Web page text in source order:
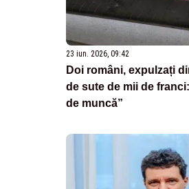
23 iun. 2026, 09:42
Doi români, expulzați
de sute de mii de
de muncă”